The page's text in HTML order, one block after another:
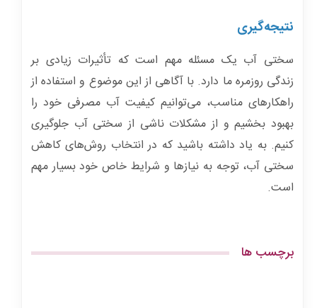
نتیجه‌گیری
سختی آب یک مسئله مهم است که تأثیرات زیادی بر
زندگی روزمره ما دارد. با آگاهی از این موضوع و استفاده از
راهکارهای مناسب، می‌توانیم کیفیت آب مصرفی خود را
بهبود بخشیم و از مشکلات ناشی از سختی آب جلوگیری
کنیم. به یاد داشته باشید که در انتخاب روش‌های کاهش
سختی آب، توجه به نیازها و شرایط خاص خود بسیار مهم
است.
برچسب ها